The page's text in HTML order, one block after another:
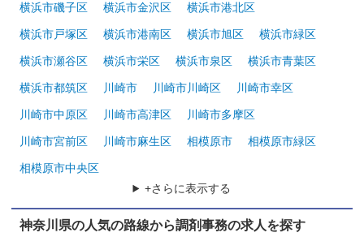
横浜市磯子区 横浜市金沢区 横浜市港北区
横浜市戸塚区 横浜市港南区 横浜市旭区 横浜市緑区
横浜市瀬谷区 横浜市栄区 横浜市泉区 横浜市青葉区
横浜市都筑区 川崎市 川崎市川崎区 川崎市幸区
川崎市中原区 川崎市高津区 川崎市多摩区
川崎市宮前区 川崎市麻生区 相模原市 相模原市緑区
相模原市中央区
+さらに表示する
神奈川県の人気の路線から調剤事務の求人を探す